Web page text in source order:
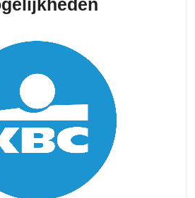
KBC:
Ontdek
jouw
financiële